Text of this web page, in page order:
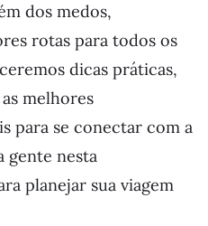
dos medos,
rotas para todos os
dicas práticas,
melhores
para se conectar com a
gente nesta
planejar sua viagem